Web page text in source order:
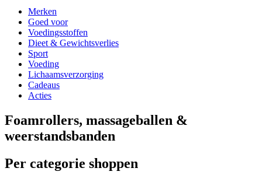
Merken
Goed voor
Voedingsstoffen
Dieet & Gewichtsverlies
Sport
Voeding
Lichaamsverzorging
Cadeaus
Acties
Foamrollers, massageballen &
weerstandsbanden
Per categorie shoppen